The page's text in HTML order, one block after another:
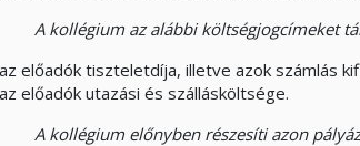
A kollégium az alábbi költségjogcímeket
az előadók tiszteletdíja, illetve azok számlás
az előadók utazási és szállásköltsége.
A kollégium előnyben részesíti azon